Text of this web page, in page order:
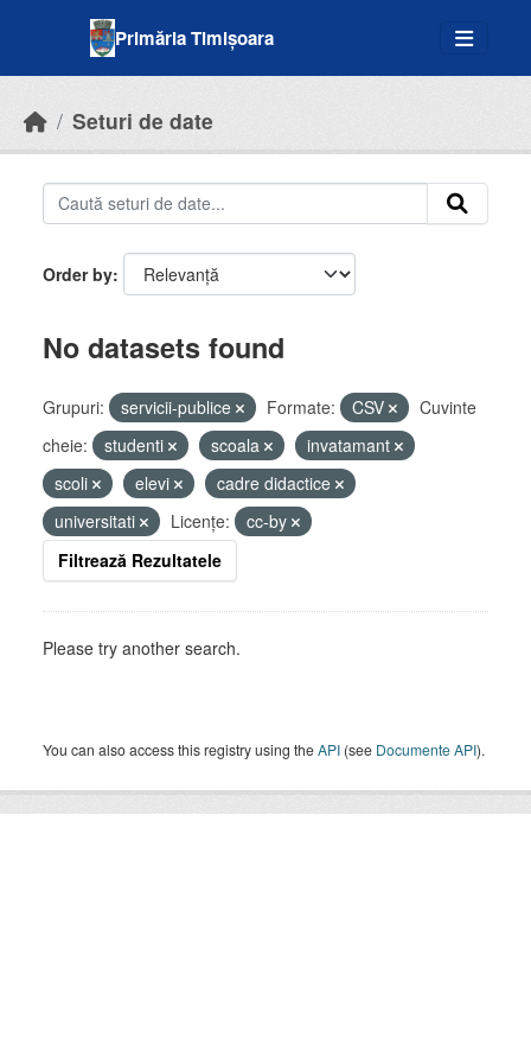
Primăria Timișoara
Seturi de date
Order by
No datasets found
Grupuri: servicii-publice Formate: CSV
Cuvinte
cheie:
studenti scoala
invatamant
scoli
elevi
cadre didactice
universitati
Licenţe:
cc-by
Filtrează Rezultatele
Please try another search.
You can also access this registry using theAPI (see Documente API).